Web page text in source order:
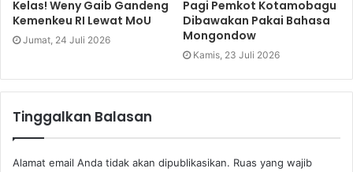
Kelas! Weny Gaib Gandeng
Kemenkeu RI Lewat MoU
Jumat, 24 Juli 2026
Pagi Pemkot Kotamobagu
Dibawakan Pakai Bahasa
Mongondow
Kamis, 23 Juli 2026
Tinggalkan Balasan
Alamat email Anda tidak akan dipublikasikan. Ruas yang wajib